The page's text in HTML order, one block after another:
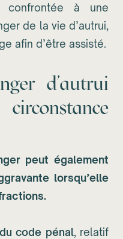
confrontée à une
de la vie d’autrui,
afin d’être assisté.
d’autrui
peut également
lorsqu’elle
code pénal, relatif